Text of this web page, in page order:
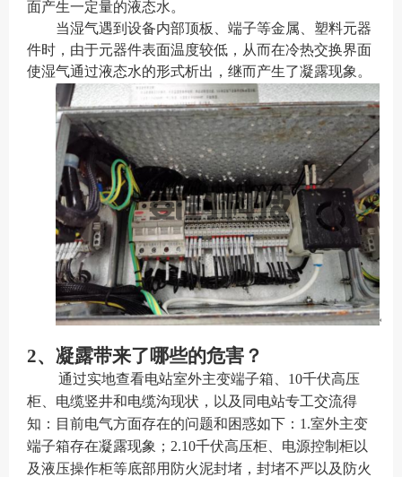
面产生一定量的液态水。
当湿气遇到设备内部顶板、端子等金属、塑料元器
件时，由于元器件表面温度较低，从而在冷热交换界面
使湿气通过液态水的形式析出，继而产生了凝露现象。
2、 凝露带来了哪些的危害？
通过实地查看电站室外主变端子箱、10千伏高压
柜、电缆竖井和电缆沟现状，以及同电站专工交流得
知：目前电气方面存在的问题和困惑如下：1.室外主变
端子箱存在凝露现象；2.10千伏高压柜、电源控制柜以
及液压操作柜等底部用防火泥封堵，封堵不严以及防火